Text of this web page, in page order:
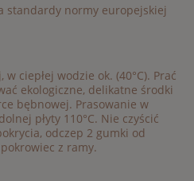
standardy normy europejskiej
ciepłej wodzie ok. (40°C). Prać
ekologiczne, delikatne środki
bębnowej. Prasowanie w
płyty 110°C. Nie czyścić
odczep 2 gumki od
z ramy.